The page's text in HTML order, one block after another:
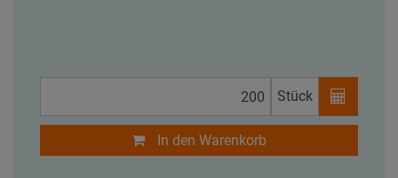
Stück
In den Warenkorb